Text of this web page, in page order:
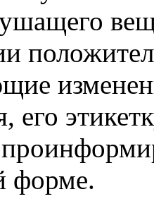
его
форме.